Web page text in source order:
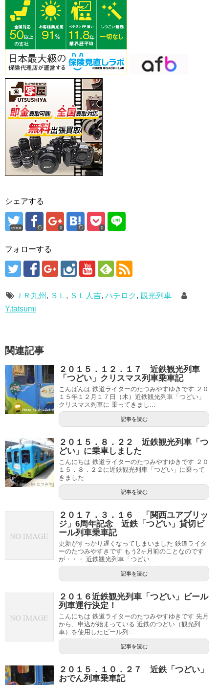
シェアする
error 0 0
フォローする
ＪＲ九州 , ＳＬ , ＳＬ人吉, ハチロク , 観光列車
Y.tatsumi
関連記事
２０１５．１２．１７ 近鉄観光列車
「つどい」クリスマス列車乗車記
こんばんは 鉄道ライターのたつみやすゆきです ２０
１５年１２月１７日（木）近鉄観光列車「つどい」
クリスマス列車に 乗ってきまし...
記事を読む
２０１５．８．２２ 近鉄観光列車「つ
どい」に乗車しました
こんにちは 鉄道ライターのたつみやすゆきです ２０
１５．８．２２に近鉄観光列車「つどい」に乗って
きました
記事を読む
２０１７．３．１６ 「関西ユアブリッ
ジ」6周年記念 近鉄「つどい」貸切ビ
ール列車乗車記
更新がすっかり遅くなってしまいました 鉄道ライタ
ーのたつみやすきです もう2ヶ月前のことなのです
が・・・ 近鉄観光列車「つどい...
記事を読む
２０１６近鉄観光列車「つどい」ビール
列車運行決定！
こんにちは 鉄道ライターのたつみやすゆきです 先月
から、申込が始まっている 近鉄のつどい（観光列
車）を使用したビール列...
記事を読む
２０１５．１０．２７ 近鉄「つどい」
おでん列車乗車記